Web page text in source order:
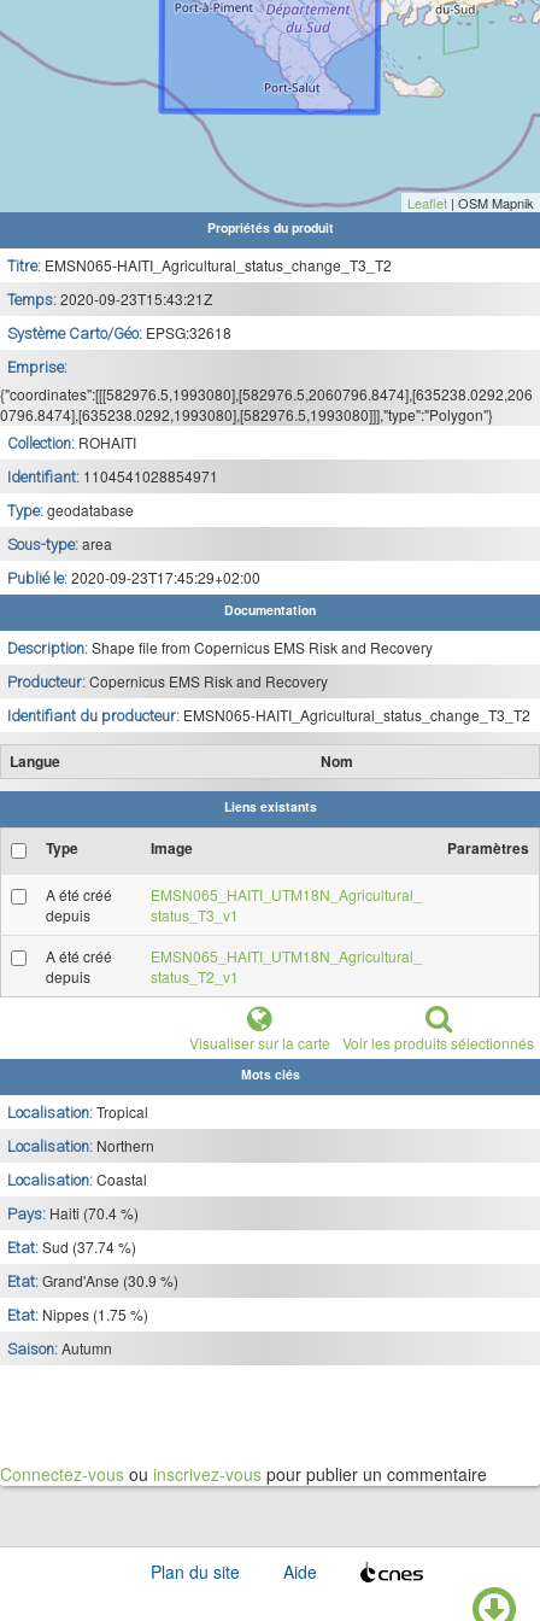
Leaflet | OSM Mapnik
Propriétés du produit
Titre: EMSN065-HAITI_Agricultural_status_change_T3_T2
Temps: 2020-09-23T15:43:21Z
Système Carto/Géo: EPSG:32618
Emprise:
{"coordinates":[[[582976.5,1993080],[582976.5,2060796.8474],[635238.0292,206
0796.8474],[635238.0292,1993080],[582976.5,1993080]]],"type":"Polygon"}
Collection: ROHAITI
Identifiant: 1104541028854971
Type: geodatabase
Sous-type: area
Publié le: 2020-09-23T17:45:29+02:00
Documentation
Description: Shape file from Copernicus EMS Risk and Recovery
Producteur: Copernicus EMS Risk and Recovery
Identifiant du producteur: EMSN065-HAITI_Agricultural_status_change_T3_T2
Langue Nom
Liens existants
Type Image Paramètres
A été créé
depuis
EMSN065_HAITI_UTM18N_Agricultural_
status_T3_v1
A été créé
depuis
EMSN065_HAITI_UTM18N_Agricultural_
status_T2_v1
Visualiser sur la carte Voir les produits sélectionnés
Mots clés
Localisation: Tropical
Localisation: Northern
Localisation: Coastal
Pays: Haiti (70.4 %)
Etat: Sud (37.74 %)
Etat: Grand'Anse (30.9 %)
Etat: Nippes (1.75 %)
Saison: Autumn
Connectez-vous ou inscrivez-vous pour publier un commentaire
Plan du site Aide